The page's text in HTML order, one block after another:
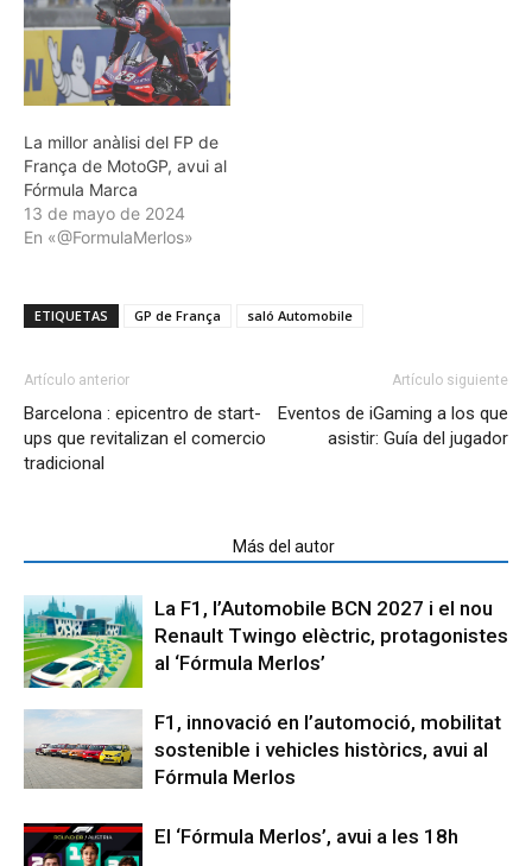
La millor anàlisi del FP de
França de MotoGP, avui al
Fórmula Marca
13 de mayo de 2024
En «@FormulaMerlos»
ETIQUETAS GP de França saló Automobile
Artículo anterior
Barcelona : epicentro de start-
ups que revitalizan el comercio
tradicional
Artículo siguiente
Eventos de iGaming a los que
asistir: Guía del jugador
Más del autor
La F1, l’Automobile BCN 2027 i el nou
Renault Twingo elèctric, protagonistes
al ‘Fórmula Merlos’
F1, innovació en l’automoció, mobilitat
sostenible i vehicles històrics, avui al
Fórmula Merlos
El ‘Fórmula Merlos’, avui a les 18h